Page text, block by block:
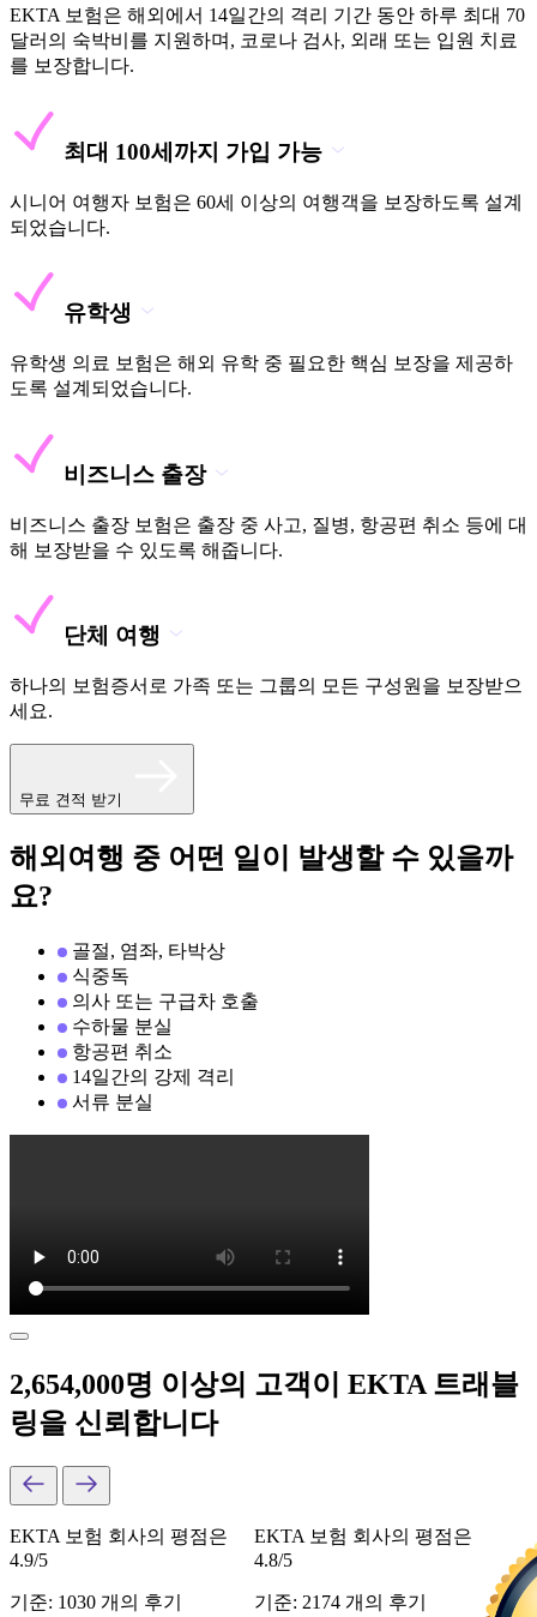
EKTA 보험은 해외에서 14일간의 격리 기간 동안 하루 최대 70
달러의 숙박비를 지원하며, 코로나 검사, 외래 또는 입원 치료
를 보장합니다.
최대 100세까지 가입 가능
시니어 여행자 보험은 60세 이상의 여행객을 보장하도록 설계
되었습니다.
유학생
유학생 의료 보험은 해외 유학 중 필요한 핵심 보장을 제공하
도록 설계되었습니다.
비즈니스 출장
비즈니스 출장 보험은 출장 중 사고, 질병, 항공편 취소 등에 대
해 보장받을 수 있도록 해줍니다.
단체 여행
하나의 보험증서로 가족 또는 그룹의 모든 구성원을 보장받으
세요.
무료 견적 받기
해외여행 중 어떤 일이 발생할 수 있을까
요?
골절, 염좌, 타박상
식중독
의사 또는 구급차 호출
수하물 분실
항공편 취소
14일간의 강제 격리
서류 분실
2,654,000명 이상의 고객이 EKTA 트래블
링을 신뢰합니다
EKTA 보험 회사의 평점은
4.9/5
기준: 1030 개의 후기
EKTA 보험 회사의 평점은
4.8/5
기준: 2174 개의 후기